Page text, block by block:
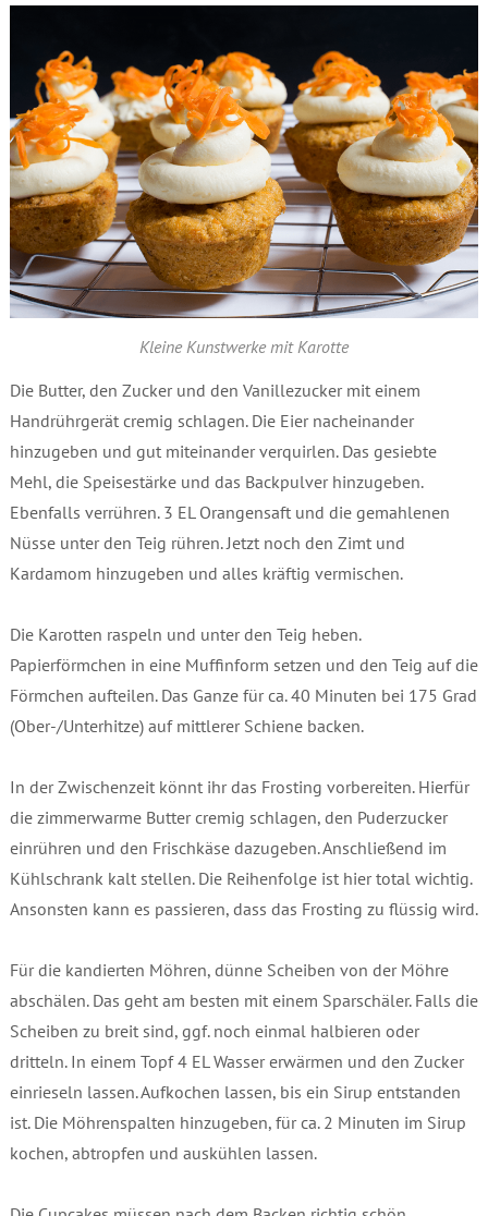
Kleine Kunstwerke mit Karotte
Die Butter, den Zucker und den Vanillezucker mit einem
Handrührgerät cremig schlagen. Die Eier nacheinander
hinzugeben und gut miteinander verquirlen. Das gesiebte
Mehl, die Speisestärke und das Backpulver hinzugeben.
Ebenfalls verrühren. 3 EL Orangensaft und die gemahlenen
Nüsse unter den Teig rühren. Jetzt noch den Zimt und
Kardamom hinzugeben und alles kräftig vermischen.
Die Karotten raspeln und unter den Teig heben.
Papierförmchen in eine Muffinform setzen und den Teig auf die
Förmchen aufteilen. Das Ganze für ca. 40 Minuten bei 175 Grad
(Ober-/Unterhitze) auf mittlerer Schiene backen.
In der Zwischenzeit könnt ihr das Frosting vorbereiten. Hierfür
die zimmerwarme Butter cremig schlagen, den Puderzucker
einrühren und den Frischkäse dazugeben. Anschließend im
Kühlschrank kalt stellen. Die Reihenfolge ist hier total wichtig.
Ansonsten kann es passieren, dass das Frosting zu flüssig wird.
Für die kandierten Möhren, dünne Scheiben von der Möhre
abschälen. Das geht am besten mit einem Sparschäler. Falls die
Scheiben zu breit sind, ggf. noch einmal halbieren oder
dritteln. In einem Topf 4 EL Wasser erwärmen und den Zucker
einrieseln lassen. Aufkochen lassen, bis ein Sirup entstanden
ist. Die Möhrenspalten hinzugeben, für ca. 2 Minuten im Sirup
kochen, abtropfen und auskühlen lassen.